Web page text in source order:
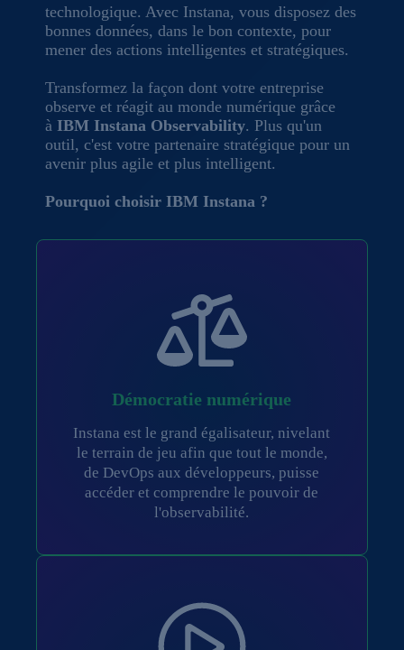
technologique. Avec Instana, vous disposez des
bonnes données, dans le bon contexte, pour
mener des actions intelligentes et stratégiques.
Transformez la façon dont votre entreprise
observe et réagit au monde numérique grâce
àIBM Instana Observability. Plus qu'un
outil, c'est votre partenaire stratégique pour un
avenir plus agile et plus intelligent.
Pourquoi choisir IBM Instana ?
Démocratie numérique
Instana est le grand égalisateur, nivelant
le terrain de jeu afin que tout le monde,
de DevOps aux développeurs, puisse
accéder et comprendre le pouvoir de
l'observabilité.